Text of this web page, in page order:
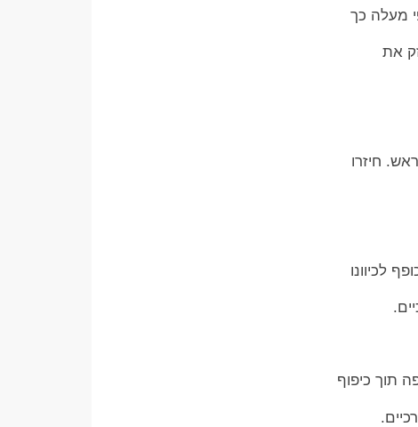
מעלה כך
את
חיזרו
לכיוונו
תוך כיפוף